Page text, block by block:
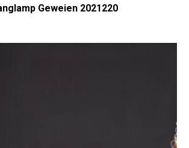
Geweien 2021220